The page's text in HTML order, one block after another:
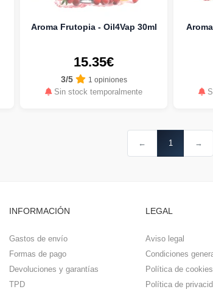
Aroma Frutopia - Oil4Vap 30ml
15.35€
3/5 1 opiniones
Sin stock temporalmente
← 1 →
INFORMACIÓN
Gastos de envío
Formas de pago
Devoluciones y garantías
TPD
LEGAL
Aviso legal
Condiciones
Política de cookies
Política de